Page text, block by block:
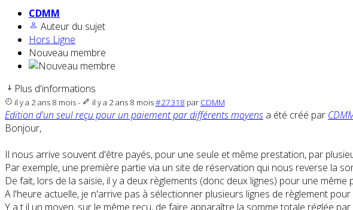
CDMM
Auteur du sujet
Hors Ligne
Nouveau membre
Plus d'informations
il y a 2 ans 8 mois- il y a 2 ans 8 mois#27318 par CDMM
Edition d'un seul reçu pour un paiement par différents moyens a été créé par
Bonjour,
Il nous arrive souvent d'être payés, pour une seule et même prestation, par
Par exemple, une première partie via un site de réservation qui nous reverse la
De fait, lors de la saisie, il y a deux règlements (donc deux lignes) pour une même
A l'heure actuelle, je n'arrive pas à sélectionner plusieurs lignes de règlement
Y a t il un moyen, sur le même reçu, de faire apparaître la somme totale réglée par